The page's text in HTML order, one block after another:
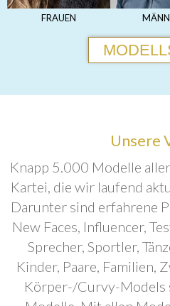
FRAUEN
Unsere
Knapp 5.000 Modelle
Kartei, die wir laufend
Darunter sind erfahrene
New Faces, Influencer,
Sprecher, Sportler,
Kinder, Paare, Familien,
Körper-/Curvy-Models